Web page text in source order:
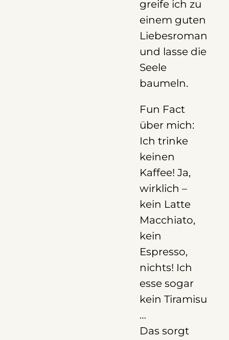
greife ich zu
einem guten
Liebesroman
und lasse die
Seele
baumeln.
Fun Fact
über mich:
Ich trinke
keinen
Kaffee! Ja,
wirklich –
kein Latte
Macchiato,
kein
Espresso,
nichts! Ich
esse sogar
kein Tiramisu
…
Das sorgt